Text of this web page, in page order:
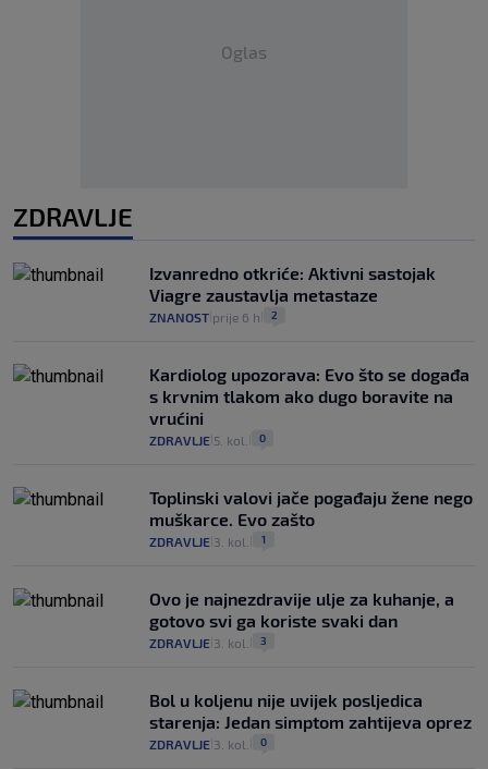
Oglas
ZDRAVLJE
Izvanredno otkriće: Aktivni sastojak
Viagre zaustavlja metastaze
ZNANOST prije 6 h 2
Kardiolog upozorava: Evo što se događa
s krvnim tlakom ako dugo boravite na
vrućini
ZDRAVLJE 5. kol. 0
Toplinski valovi jače pogađaju žene nego
muškarce. Evo zašto
ZDRAVLJE 3. kol. 1
Ovo je najnezdravije ulje za kuhanje, a
gotovo svi ga koriste svaki dan
ZDRAVLJE 3. kol. 3
Bol u koljenu nije uvijek posljedica
starenja: Jedan simptom zahtijeva oprez
ZDRAVLJE 3. kol. 0